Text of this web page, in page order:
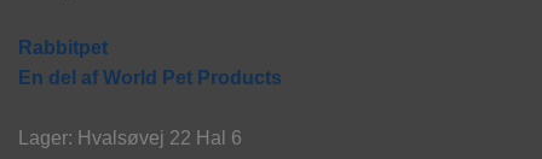
Rabbitpet
En del af World Pet Products
Lager: Hvalsøvej 22 Hal 6